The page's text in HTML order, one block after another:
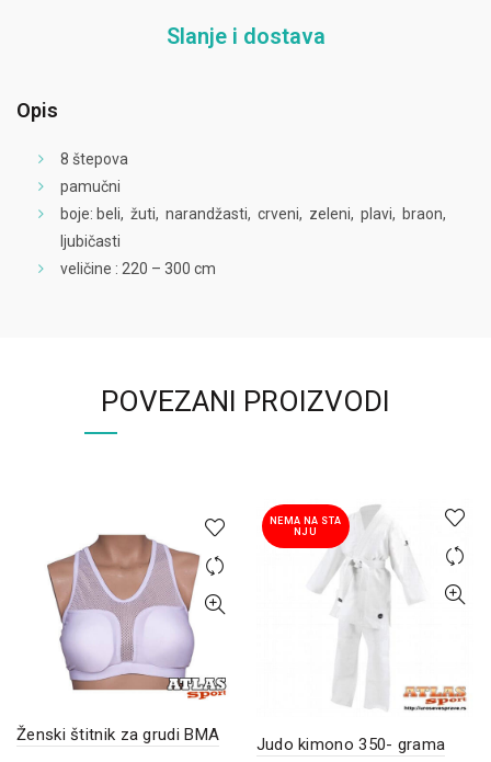
Slanje i dostava
Opis
8 štepova
pamučni
boje: beli, žuti, narandžasti, crveni, zeleni, plavi, braon,
ljubičasti
veličine : 220 – 300 cm
POVEZANI PROIZVODI
Ženski štitnik za grudi BMA
NEMA NA STA
NJU
Judo kimono 350- grama